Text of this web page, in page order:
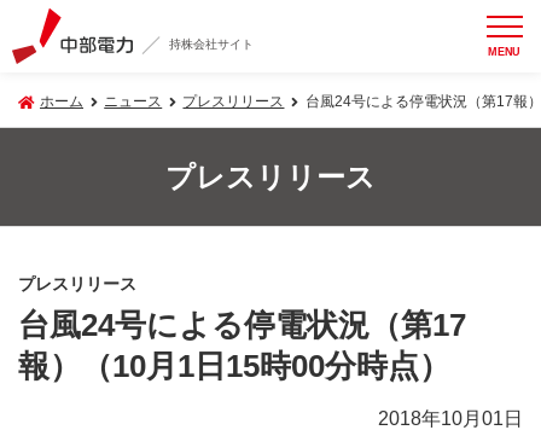
持株会社サイト MENU
ホーム ニュース プレスリリース 台風24号による停電状況（第17報
プレスリリース
プレスリリース
台風24号による停電状況（第17
報）（10月1日15時00分時点）
2018年10月01日